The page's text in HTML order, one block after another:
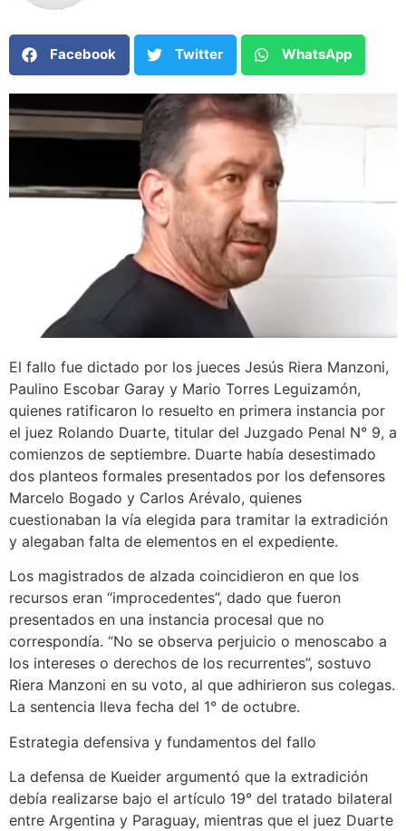
Facebook Twitter WhatsApp
El fallo fue dictado por los jueces Jesús Riera Manzoni,
Paulino Escobar Garay y Mario Torres Leguizamón,
quienes ratificaron lo resuelto en primera instancia por
el juez Rolando Duarte, titular del Juzgado Penal N° 9, a
comienzos de septiembre. Duarte había desestimado
dos planteos formales presentados por los defensores
Marcelo Bogado y Carlos Arévalo, quienes
cuestionaban la vía elegida para tramitar la extradición
y alegaban falta de elementos en el expediente.
Los magistrados de alzada coincidieron en que los
recursos eran “improcedentes”, dado que fueron
presentados en una instancia procesal que no
correspondía. “No se observa perjuicio o menoscabo a
los intereses o derechos de los recurrentes”, sostuvo
Riera Manzoni en su voto, al que adhirieron sus colegas.
La sentencia lleva fecha del 1° de octubre.
Estrategia defensiva y fundamentos del fallo
La defensa de Kueider argumentó que la extradición
debía realizarse bajo el artículo 19° del tratado bilateral
entre Argentina y Paraguay, mientras que el juez Duarte